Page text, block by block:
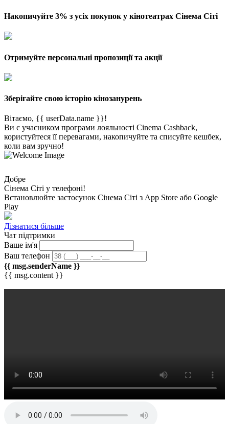
Накопичуйте 3% з усіх покупок у кінотеатрах Сінема Сіті
Отримуйте персональні пропозиції та акції
Зберігайте свою історію кінозанурень
Вітаємо, {{ userData.name }}!
Ви є учасником програми лояльності Cinema Cashback,
користуйтеся її перевагами, накопичуйте та списуйте кешбек,
коли вам зручно!
Добре
Сінема Сіті у телефоні!
Встановлюйте застосунок Сінема Сіті з App Store або Google
Play
Дізнатися більше
Чат підтримки
Ваше ім'я
Ваш телефон
{{ msg.senderName }}
{{ msg.content }}